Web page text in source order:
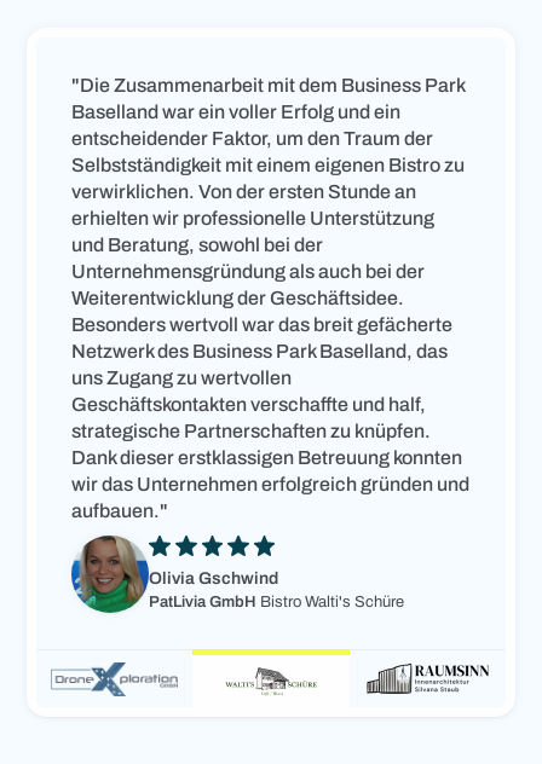
"Die Zusammenarbeit mit dem Business Park
Baselland war ein voller Erfolg und ein
entscheidender Faktor, um den Traum der
Selbstständigkeit mit einem eigenen Bistro zu
verwirklichen. Von der ersten Stunde an
erhielten wir professionelle Unterstützung
und Beratung, sowohl bei der
Unternehmensgründung als auch bei der
Weiterentwicklung der Geschäftsidee.
Besonders wertvoll war das breit gefächerte
Netzwerk des Business Park Baselland, das
uns Zugang zu wertvollen
Geschäftskontakten verschaffte und half,
strategische Partnerschaften zu knüpfen.
Dank dieser erstklassigen Betreuung konnten
wir das Unternehmen erfolgreich gründen und
aufbauen."
Olivia Gschwind
PatLivia GmbH Bistro Walti's Schüre